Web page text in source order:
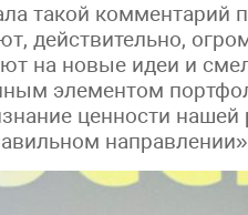
такой комментарий
действительно,
на новые идеи и
элементом
ценности